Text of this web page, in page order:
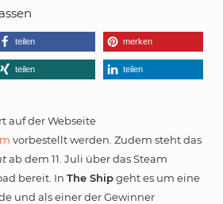
teilen merken
teilen teilen
auf der Webseite
vorbestellt werden. Zudem steht das
ab dem 11. Juli über das Steam
bereit. In The Shipgeht es um eine
und als einer der Gewinner